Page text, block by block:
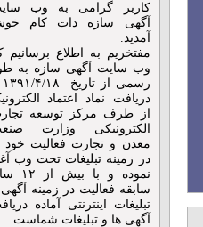
کاربر گرامی به وب
آگهی سازه دات کام
آمدید.
مفتخریم به اطلاع برسانیم
وب سایت آگهی سازه به
دریافت نماد اعتماد
از طرف مرکز توسعه
الکترونیکی وزارت
معدن و تجارت فعالیت خود
در زمینه تبلیغات تحت وب
نموده و با
سابقه فعالیت در زمینه
تبلیغات اینترنتی آماده
آگهی ها و تبلیغات شماست.